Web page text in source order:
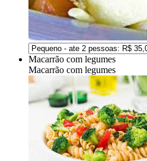
Macarrão com legumes
Macarrão com legumes